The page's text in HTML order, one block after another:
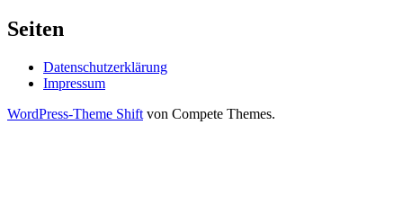
Seiten
Datenschutzerklärung
Impressum
WordPress-Theme Shift von Compete Themes.